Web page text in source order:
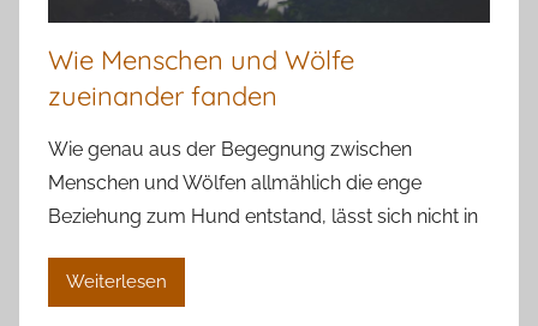
Wie Menschen und Wölfe
zueinander fanden
Wie genau aus der Begegnung zwischen
Menschen und Wölfen allmählich die enge
Beziehung zum Hund entstand, lässt sich nicht in
Weiterlesen